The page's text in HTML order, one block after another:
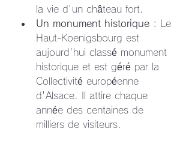
la vie d'un château fort.
Un monument historique : Le
Haut-Koenigsbourg est
aujourd'hui classé monument
historique et est géré par la
Collectivité européenne
d'Alsace. Il attire chaque
année des centaines de
milliers de visiteurs.